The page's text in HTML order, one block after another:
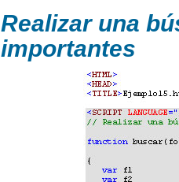
Realizar una
importantes